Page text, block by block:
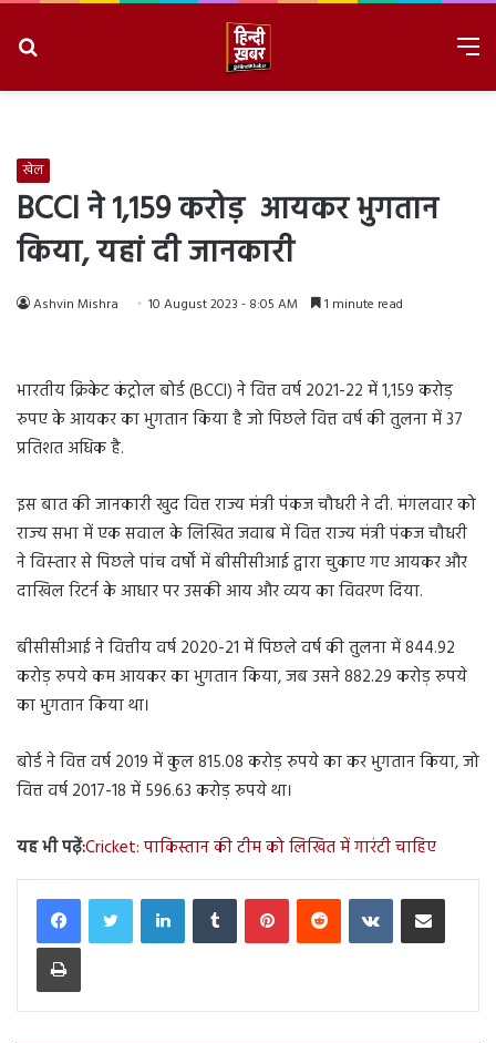
खेल
BCCI ने 1,159 करोड़ आयकर भुगतान
किया, यहां दी जानकारी
Ashvin Mishra 10 August 2023 - 8:05 AM 1 minute read
भारतीय क्रिकेट कंट्रोल बोर्ड (BCCI) ने वित्त वर्ष 2021-22 में 1,159 करोड़
रुपए के आयकर का भुगतान किया है जो पिछले वित्त वर्ष की तुलना में 37
प्रतिशत अधिक है.
इस बात की जानकारी खुद वित्त राज्य मंत्री पंकज चौधरी ने दी. मंगलवार को
राज्‍य सभा में एक सवाल के लिखित जवाब में वित्त राज्य मंत्री पंकज चौधरी
ने विस्‍तार से पिछले पांच वर्षों में बीसीसीआई द्वारा चुकाए गए आयकर और
दाखिल रिटर्न के आधार पर उसकी आय और व्यय का विवरण दिया.
बीसीसीआई ने वित्तीय वर्ष 2020-21 में पिछले वर्ष की तुलना में 844.92
करोड़ रुपये कम आयकर का भुगतान किया, जब उसने 882.29 करोड़ रुपये
का भुगतान किया था।
बोर्ड ने वित्त वर्ष 2019 में कुल 815.08 करोड़ रुपये का कर भुगतान किया, जो
वित्त वर्ष 2017-18 में 596.63 करोड़ रुपये था।
यह भी पढ़ें:Cricket: पाकिस्तान की टीम को लिखित में गारंटी चाहिए
LinkedInTumblr PinterestReddit VKontakteShare via Email
Print